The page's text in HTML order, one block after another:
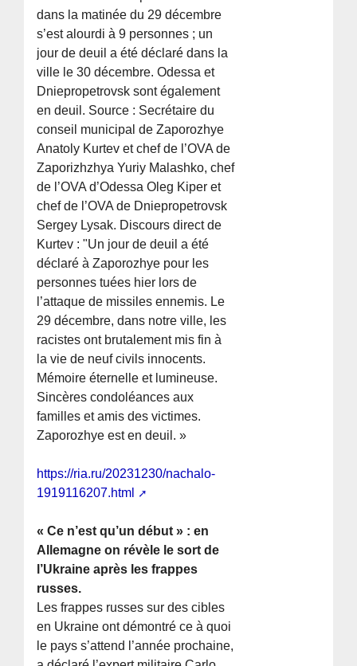
dans la matinée du 29 décembre
s’est alourdi à 9 personnes ; un
jour de deuil a été déclaré dans la
ville le 30 décembre. Odessa et
Dniepropetrovsk sont également
en deuil. Source : Secrétaire du
conseil municipal de Zaporozhye
Anatoly Kurtev et chef de l’OVA de
Zaporizhzhya Yuriy Malashko, chef
de l’OVA d’Odessa Oleg Kiper et
chef de l’OVA de Dniepropetrovsk
Sergey Lysak. Discours direct de
Kurtev : "Un jour de deuil a été
déclaré à Zaporozhye pour les
personnes tuées hier lors de
l’attaque de missiles ennemis. Le
29 décembre, dans notre ville, les
racistes ont brutalement mis fin à
la vie de neuf civils innocents.
Mémoire éternelle et lumineuse.
Sincères condoléances aux
familles et amis des victimes.
Zaporozhye est en deuil. »
https://ria.ru/20231230/nachalo-
1919116207.html
« Ce n’est qu’un début » : en
Allemagne on révèle le sort de
l’Ukraine après les frappes
russes.
Les frappes russes sur des cibles
en Ukraine ont démontré ce à quoi
le pays s’attend l’année prochaine,